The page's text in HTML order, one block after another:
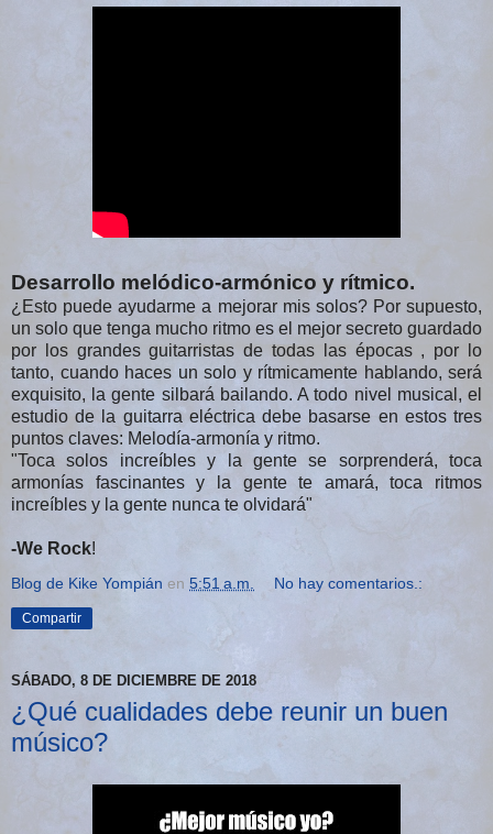
Desarrollo melódico-armónico y rítmico.
¿Esto puede ayudarme a mejorar mis solos? Por supuesto,
un solo que tenga mucho ritmo es el mejor secreto guardado
por los grandes guitarristas de todas las épocas , por lo
tanto, cuando haces un solo y rítmicamente hablando, será
exquisito, la gente silbará bailando. A todo nivel musical, el
estudio de la guitarra eléctrica debe basarse en estos tres
puntos claves: Melodía-armonía y ritmo.
"Toca solos increíbles y la gente se sorprenderá, toca
armonías fascinantes y la gente te amará, toca ritmos
increíbles y la gente nunca te olvidará"
-We Rock!
Blog de Kike Yompián en 5:51 a.m. No hay comentarios.:
Compartir
SÁBADO, 8 DE DICIEMBRE DE 2018
¿Qué cualidades debe reunir un buen
músico?